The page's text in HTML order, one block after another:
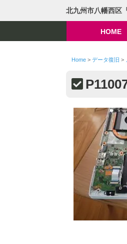
北九州市八幡西区
HOME
Home> データ復旧 >